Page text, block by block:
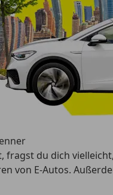
du dich
von E-Autos.